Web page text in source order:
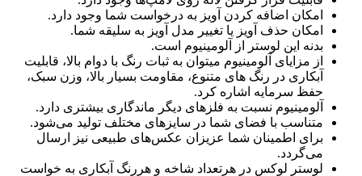
امکان اضافه کردن آویز به درخواست شما وجود دارد.
امکان حذف آویز یا تغییر مدل آویز به سلیقه شما.
بدنه این لوستر از آلومینیوم است.
از مزایای آلومینیوم میتوان به ثبات رنگ با دوام بالا، قابلیت
آبکاری در رنگ های متنوع، مقاومت بسیار بالا، وزن سبک،
حفظ سرمایه اشاره کرد.
آلومینیوم نسبت به فلزهای دیگر ماندگاری بیشتری دارد.
متناسب با فضای شما در سایزهای مختلف تولید می‌شود.
برای اطمینان شما عزیزان عکس‌های طبیعی نیز ارسال
می‌گردد.
لوستر لوکس در هرتعداد شاخه و هررنگ آبکاری به خواست